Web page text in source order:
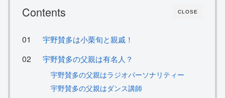
CLOSE
Contents
宇野賛多は小栗旬と親戚！
宇野賛多の父親は有名人？
宇野賛多の父親はラジオパーソナリティー
宇野賛多の父親はダンス講師